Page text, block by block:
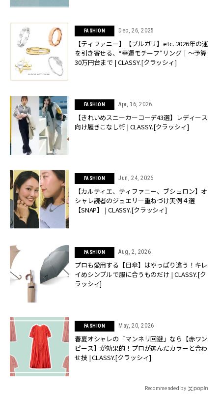
FASHION Dec, 26, 2025
【ティファニー】【ブルガリ】etc. 2026年の運
を引き寄せる、“幸運モチーフ”リング｜〜予算
30万円台まで | CLASSY.[クラッシィ]
FASHION Apr, 16, 2026
【きれいめスニーカーコーデ43選】レディース
向け履きこなし術 | CLASSY.[クラッシィ]
FASHION Jun, 24, 2026
【カルティエ、ティファニー、ブシュロン】オ
シャレ読者のジュエリー重ねづけ実例４選
【SNAP】 | CLASSY.[クラッシィ]
FASHION Aug, 2, 2026
プロも愛用する【日傘】はやっぱり違う！キレ
イめシンプルで服に合うものだけ | CLASSY.[ク
ラッシィ]
FASHION May, 20, 2026
春夏オシャレの「マンネリ回避」なら【赤ワン
ピース】が効果的！プロが選んだカラーと合わ
せ技 | CLASSY.[クラッシィ]
Recommended by